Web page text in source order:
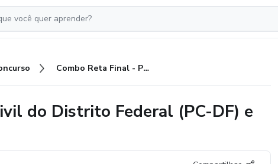
Combo Reta Final - Polícia Civil do Distrito Federal (PC-DF) e Estado de Alagoas (PC-AL)
do Distrito Federal (PC-DF) e